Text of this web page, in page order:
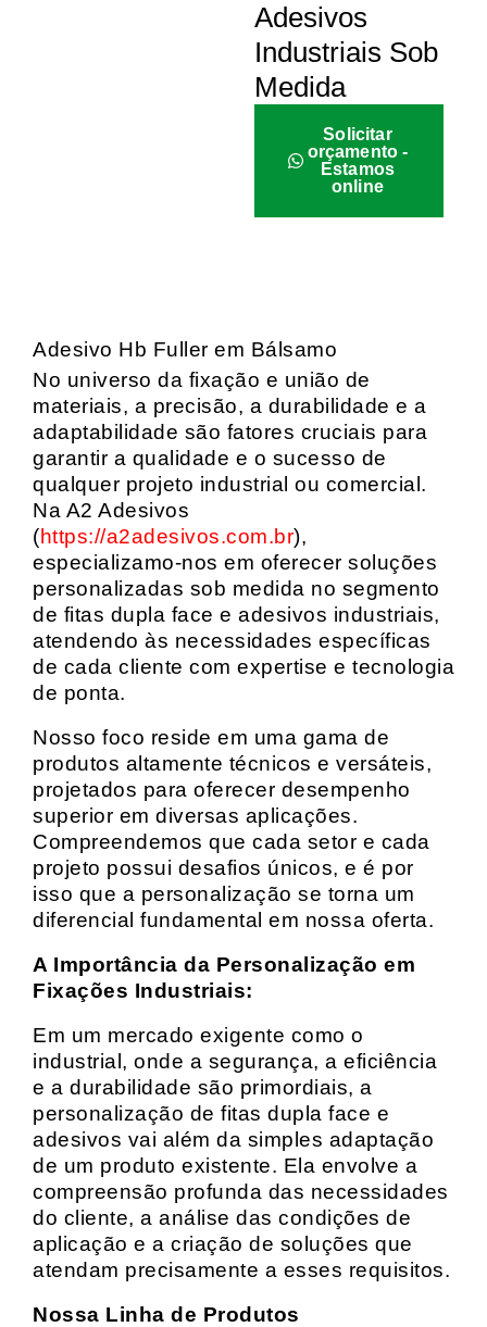
Adesivos
Industriais Sob
Medida
Solicitar
orçamento -
Estamos
online
Adesivo Hb Fuller em Bálsamo
No universo da fixação e união de
materiais, a precisão, a durabilidade e a
adaptabilidade são fatores cruciais para
garantir a qualidade e o sucesso de
qualquer projeto industrial ou comercial.
Na A2 Adesivos
(https://a2adesivos.com.br),
especializamo-nos em oferecer soluções
personalizadas sob medida no segmento
de fitas dupla face e adesivos industriais,
atendendo às necessidades específicas
de cada cliente com expertise e tecnologia
de ponta.
Nosso foco reside em uma gama de
produtos altamente técnicos e versáteis,
projetados para oferecer desempenho
superior em diversas aplicações.
Compreendemos que cada setor e cada
projeto possui desafios únicos, e é por
isso que a personalização se torna um
diferencial fundamental em nossa oferta.
A Importância da Personalização em
Fixações Industriais:
Em um mercado exigente como o
industrial, onde a segurança, a eficiência
e a durabilidade são primordiais, a
personalização de fitas dupla face e
adesivos vai além da simples adaptação
de um produto existente. Ela envolve a
compreensão profunda das necessidades
do cliente, a análise das condições de
aplicação e a criação de soluções que
atendam precisamente a esses requisitos.
Nossa Linha de Produtos